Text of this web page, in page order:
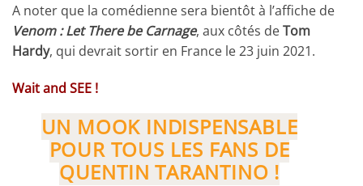
A noter que la comédienne sera bientôt à l’affiche de
Venom : Let There be Carnage, aux côtés deTom
Hardy, qui devrait sortir en France le 23 juin 2021.
Wait and SEE !
UN MOOK INDISPENSABLE
POUR TOUS LES FANS DE
QUENTIN TARANTINO !